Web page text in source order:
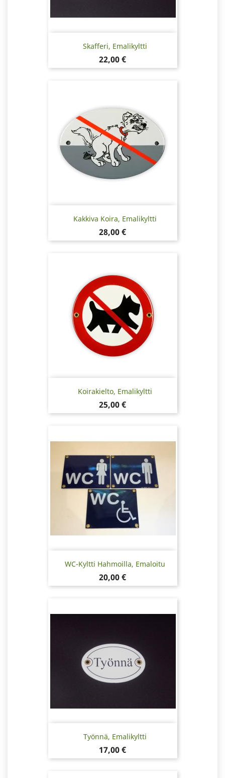
Skafferi, Emalikyltti
Hinta
22,00 €
Kakkiva Koira, Emalikyltti
Hinta
28,00 €
Koirakielto, Emalikyltti
Hinta
25,00 €
WC-Kyltti Hahmoilla, Emaloitu
Hinta
20,00 €
Työnnä, Emalikyltti
Hinta
17,00 €